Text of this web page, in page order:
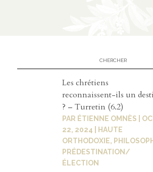
vidéos
04
Les chrétiens
reconnaissent-ils un
? – Turretin (6.2)
PAR ÉTIENNE OMNÈS
22, 2024
HAUTE
ORTHODOXIE,
PRÉDESTINATION/
ÉLECTION